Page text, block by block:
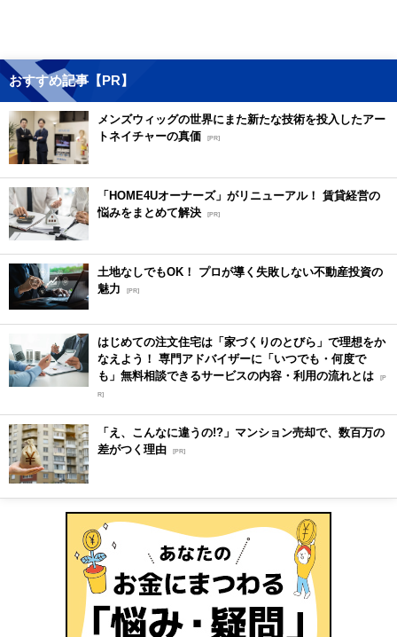
おすすめ記事【PR】
メンズウィッグの世界にまた新たな技術を投入したアー
トネイチャーの真価 [PR]
「HOME4Uオーナーズ」がリニューアル！ 賃貸経営の
悩みをまとめて解決 [PR]
土地なしでもOK！ プロが導く失敗しない不動産投資の
魅力
[PR]
はじめての注文住宅は「家づくりのとびら」で理想をか
なえよう！ 専門アドバイザーに「いつでも・何度で
も」無料相談できるサービスの内容・利用の流れとは [P
R]
「え、こんなに違うの!?」マンション売却で、数百万の
差がつく理由 [PR]